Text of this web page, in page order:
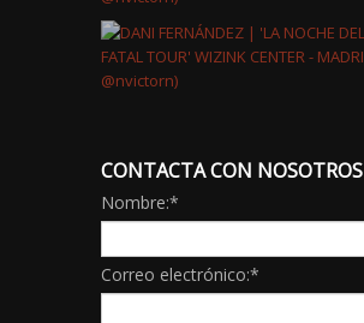
CONTACTA CON NOSOTROS
Nombre:*
Correo electrónico:*